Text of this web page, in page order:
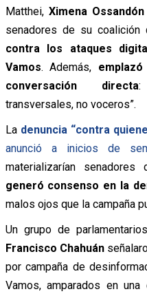
Matthei, Ximena Ossandón
senadores de su coalición
contra los ataques
Vamos. Además,
conversación directa:
transversales, no voceros”.
La denuncia “contra
anunció a inicios de
materializarían senadores
generó consenso en la
malos ojos que la campaña
Un grupo de
Francisco Chahuán
por campaña de
Vamos, amparados en